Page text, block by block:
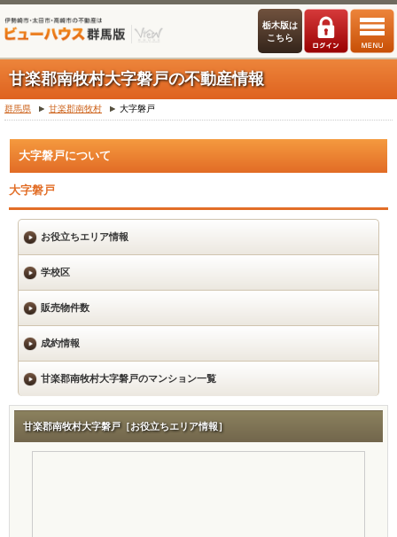
栃木版は
こちら
甘楽郡南牧村大字磐戸の不動産情報
群馬県 甘楽郡南牧村 大字磐戸
大字磐戸について
大字磐戸
お役立ちエリア情報
学校区
販売物件数
成約情報
甘楽郡南牧村大字磐戸のマンション一覧
甘楽郡南牧村大字磐戸［お役立ちエリア情報］